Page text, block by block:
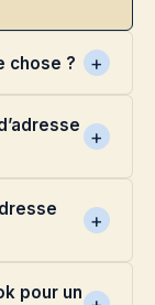
chose ?
pour un